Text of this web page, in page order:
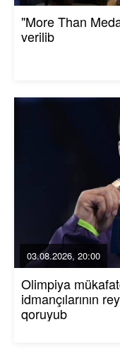
"More Than
verilib
03.08.2026, 20:00
Olimpiya
idmançılarının
qoruyub